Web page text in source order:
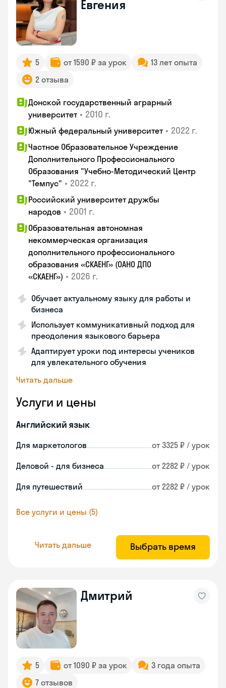
Евгения
5 от 1590 ₽ за урок
13 лет опыта
2 отзыва
Донской государственный аграрный
университет • 2010 г.
Южный федеральный университет • 2022 г.
Частное Образовательное Учреждение
Дополнительного Профессионального
Образования "Учебно-Методический Центр
"Темпус" • 2022 г.
Российский университет дружбы
народов • 2001 г.
Образовательная автономная
некоммерческая организация
дополнительного профессионального
образования «СКАЕНГ» (ОАНО ДПО
«СКАЕНГ») • 2026 г.
Обучает актуальному языку для работы и
бизнеса
Использует коммуникативный подход для
преодоления языкового барьера
Адаптирует уроки под интересы учеников
для увлекательного обучения
Читать дальше
Услуги и цены
Английский язык
Для маркетологов от 3325 ₽ / урок
Деловой - для бизнеса от 2282 ₽ / урок
Для путешествий от 2282 ₽ / урок
Все услуги и цены (5)
Читать дальше Выбрать время
Дмитрий
5 от 1090 ₽ за урок
3 года опыта
7 отзывов